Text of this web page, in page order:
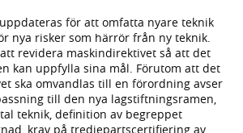
för att omfatta nyare teknik
nya risker som härrör från ny teknik.
revidera maskindirektivet så att det
kan uppfylla sina mål. Förutom att det
ska omvandlas till en förordning avser
till den nya lagstiftningsramen,
teknik, definition av begreppet
krav på tredjepartscertifiering av